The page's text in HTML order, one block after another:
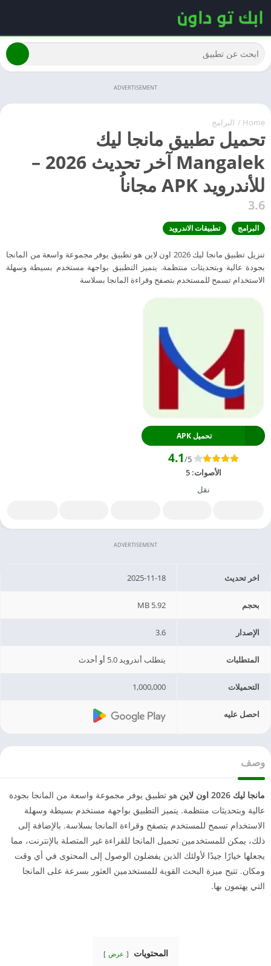
ADVERTISEMENT
Home
/ البرامج
تحميل تطبيق مانجا ليك
Mangalek آخر تحديث 2026 –
للأندرويد APK مجاناُ
3.6
البرامج تطبيقات الاندرويد
تنزيل تطبيق مانجا ليك 2026 اون لاين هو تطبيق يوفر مجموعة واسعة من المانجا
بجودة عالية وبتحديثات منتظمة. يتميز التطبيق بواجهة مستخدم بسيطة وسهلة
الاستخدام تسمح للمستخدم بتصفح وقراءة المانجا بسلاسة
تحميل APK
4.1/5
الأصوات:5
نقل
ADVERTISEMENT
اخر تحديث 2025-11-18
بحجم 5.92 MB
الإصدار 3.6
المتطلبات يتطلب أندرويد 5.0 أو أحدث
التحميلات 1,000,000
احصل عليه
وصف
مانجا ليك 2026 اون لاين
هو تطبيق يوفر مجموعة واسعة من المانجا بجودة
عالية وبتحديثات منتظمة. يتميز التطبيق بواجهة مستخدم بسيطة وسهلة
الاستخدام تسمح للمستخدم بتصفح وقراءة المانجا بسلاسة. بالإضافة إلى
ذلك، يمكن للمستخدمين تحميل المانجا للقراءة غير المتصلة بالإنترنت، مما
يجعلها خيارًا جيدًا لأولئك الذين يفضلون الوصول إلى المحتوى في أي وقت
ومكان. تتيح ميزة البحث القوية للمستخدمين العثور بسرعة على المانجا
التي يهتمون بها.
المحتويات عرض